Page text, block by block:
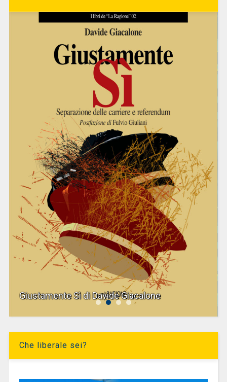
Giustamente Sì di Davide Giacalone
Che liberale sei?